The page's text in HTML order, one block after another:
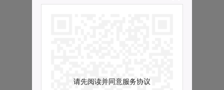
请先阅读并同意服务协议